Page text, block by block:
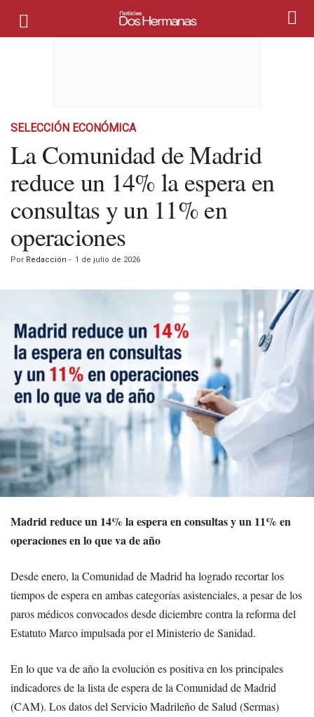
SELECCIÓN ECONÓMICA
La Comunidad de Madrid
reduce un 14% la espera en
consultas y un 11% en
operaciones
Por Redacción - 1 de julio de 2026
Madrid reduce un 14% la espera en consultas y un 11% en
operaciones en lo que va de año
Desde enero, la Comunidad de Madrid ha logrado recortar los
tiempos de espera en ambas categorías asistenciales, a pesar de los
paros médicos convocados desde diciembre contra la reforma del
Estatuto Marco impulsada por el Ministerio de Sanidad.
En lo que va de año la evolución es positiva en los principales
indicadores de la lista de espera de la Comunidad de Madrid
(CAM). Los datos del Servicio Madrileño de Salud (Sermas)